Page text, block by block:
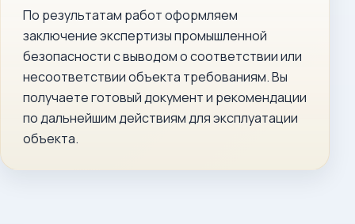
По результатам работ оформляем
заключение экспертизы промышленной
безопасности с выводом о соответствии или
несоответствии объекта требованиям. Вы
получаете готовый документ и рекомендации
по дальнейшим действиям для эксплуатации
объекта.